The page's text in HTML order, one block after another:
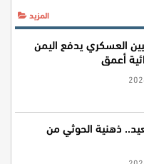
المزيد
العسكري يدفع اليمن
أعمق
ذهنية الحوثي من